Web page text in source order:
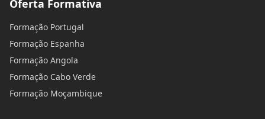
Oferta Formativa
Formação Portugal
Formação Espanha
Formação Angola
Formação Cabo Verde
Formação Moçambique